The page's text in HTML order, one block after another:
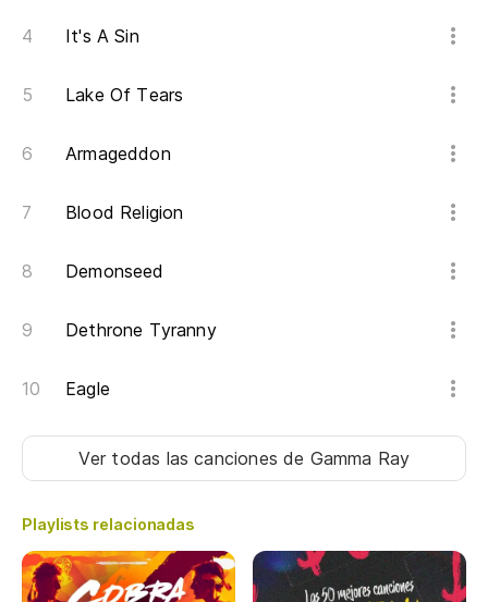
It's A Sin
Lake Of Tears
Armageddon
Blood Religion
Demonseed
Dethrone Tyranny
Eagle
Ver todas las cancionesde Gamma Ray
Playlists relacionadas